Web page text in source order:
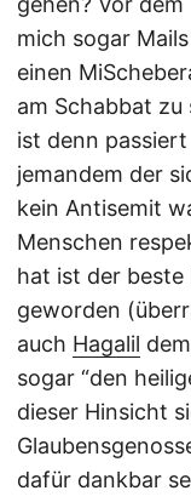
mich sogar
einen
am Schabbat zu
ist denn
jemandem der
kein Antisemit
Menschen
hat ist der beste
geworden
auch Hagalil
sogar “den
dieser Hinsicht
dafür dankbar